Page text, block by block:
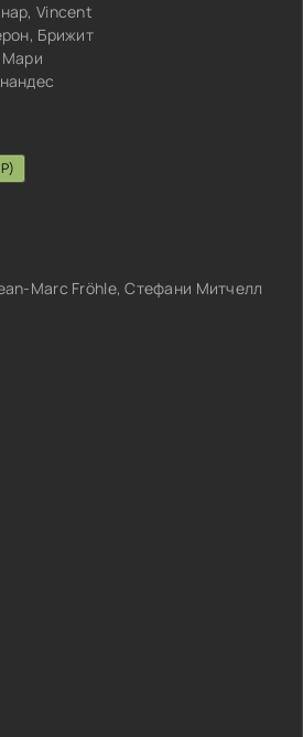
Vincent
Брижит
Мари
Marc Fröhle, Стефани Митчелл